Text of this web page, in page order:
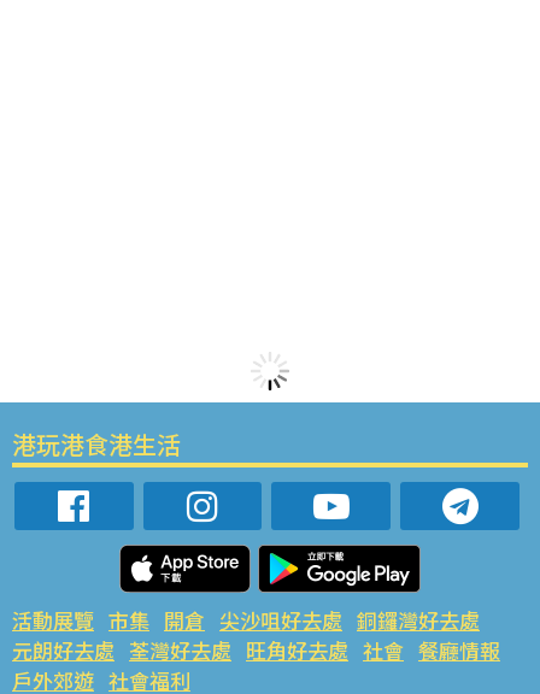
港玩港食港生活
活動展覽 市集 開倉 尖沙咀好去處 銅鑼灣好去處
元朗好去處 荃灣好去處 旺角好去處 社會 餐廳情報
戶外郊遊 社會福利